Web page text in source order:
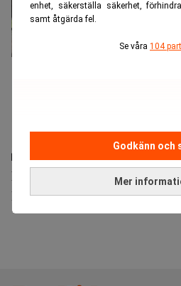
enhet, säkerställa säkerhet,
samt åtgärda fel.
Se våra 104
Mer
Godkänn och
Bristande jämställdhet – en
kunderna